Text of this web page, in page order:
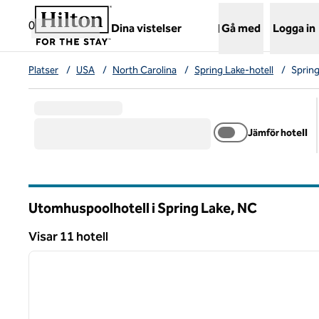
Gå vidare till innehållet
0
Dina vistelser
,öppnar ny flik
Gå med Logga in
Platser / USA / North Carolina / Spring Lake-hotell /
Jämför hotell
Utomhuspoolhotell i Spring Lake, NC
Visar 11 hotell
Visar 11 hotell
1 av 12